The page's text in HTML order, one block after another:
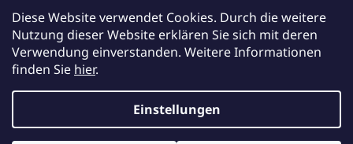
Diese Website verwendet Cookies. Durch die weitere
Nutzung dieser Website erklären Sie sich mit deren
Verwendung einverstanden. Weitere Informationen
finden Sie hier.
Einstellungen
ANMELDEN